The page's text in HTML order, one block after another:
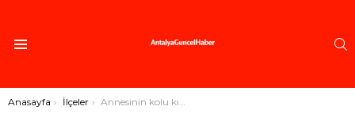
Buradasınız:
Anasayfa İlçeler Annesinin kolu kırıkken okula taşıdığı Zeynep öğretmen, öğrencilere umut oluyor